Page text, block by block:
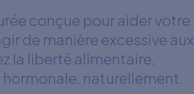
conçue pour aider votre
de manière excessive aux
la liberté alimentaire,
naturellement.